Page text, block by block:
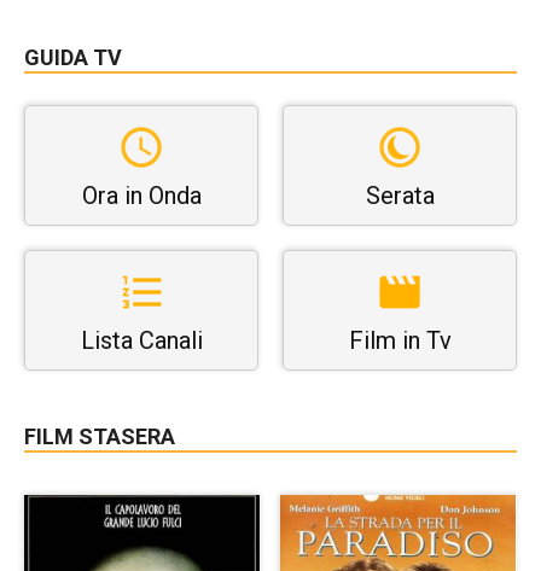
GUIDA TV
Ora in Onda Serata
Lista Canali Film in Tv
FILM STASERA